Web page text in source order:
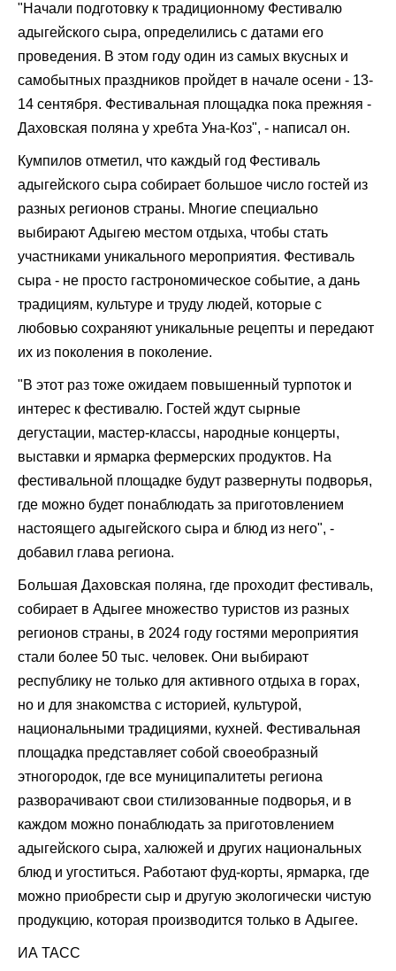
"Начали подготовку к традиционному Фестивалю
адыгейского сыра, определились с датами его
проведения. В этом году один из самых вкусных и
самобытных праздников пройдет в начале осени - 13-
14 сентября. Фестивальная площадка пока прежняя -
Даховская поляна у хребта Уна-Коз", - написал он.
Кумпилов отметил, что каждый год Фестиваль
адыгейского сыра собирает большое число гостей из
разных регионов страны. Многие специально
выбирают Адыгею местом отдыха, чтобы стать
участниками уникального мероприятия. Фестиваль
сыра - не просто гастрономическое событие, а дань
традициям, культуре и труду людей, которые с
любовью сохраняют уникальные рецепты и передают
их из поколения в поколение.
"В этот раз тоже ожидаем повышенный турпоток и
интерес к фестивалю. Гостей ждут сырные
дегустации, мастер-классы, народные концерты,
выставки и ярмарка фермерских продуктов. На
фестивальной площадке будут развернуты подворья,
где можно будет понаблюдать за приготовлением
настоящего адыгейского сыра и блюд из него", -
добавил глава региона.
Большая Даховская поляна, где проходит фестиваль,
собирает в Адыгее множество туристов из разных
регионов страны, в 2024 году гостями мероприятия
стали более 50 тыс. человек. Они выбирают
республику не только для активного отдыха в горах,
но и для знакомства с историей, культурой,
национальными традициями, кухней. Фестивальная
площадка представляет собой своеобразный
этногородок, где все муниципалитеты региона
разворачивают свои стилизованные подворья, и в
каждом можно понаблюдать за приготовлением
адыгейского сыра, халюжей и других национальных
блюд и угоститься. Работают фуд-корты, ярмарка, где
можно приобрести сыр и другую экологически чистую
продукцию, которая производится только в Адыгее.
ИА ТАСС